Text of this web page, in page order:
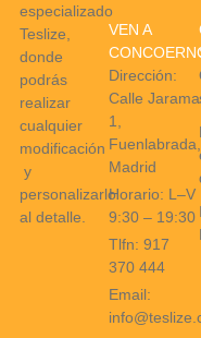
especializado
Teslize,
donde
podrás
realizar
cualquier
modificación
y
personalizarlo
al detalle.
VEN A
Dirección:
Calle Jarama
1,
Fuenlabrada,
Madrid
Horario: L–V
9:30 – 19:30
Tlfn: 917
370 444
Email: